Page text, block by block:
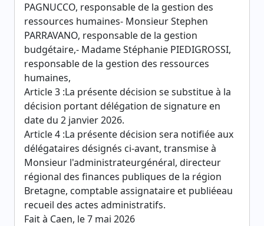
PAGNUCCO, responsable de la gestion des
ressources humaines- Monsieur Stephen
PARRAVANO, responsable de la gestion
budgétaire,- Madame Stéphanie PIEDIGROSSI,
responsable de la gestion des ressources
humaines,
Article 3 :La présente décision se substitue à la
décision portant délégation de signature en
date du 2 janvier 2026.
Article 4 :La présente décision sera notifiée aux
délégataires désignés ci-avant, transmise à
Monsieur l'administrateurgénéral, directeur
régional des finances publiques de la région
Bretagne, comptable assignataire et publiéeau
recueil des actes administratifs.
Fait à Caen, le 7 mai 2026